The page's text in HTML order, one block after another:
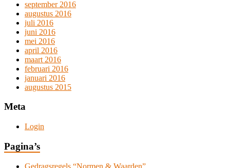
september 2016
augustus 2016
juli 2016
juni 2016
mei 2016
april 2016
maart 2016
februari 2016
januari 2016
augustus 2015
Meta
Login
Pagina’s
Gedragsregels “Normen & Waarden”